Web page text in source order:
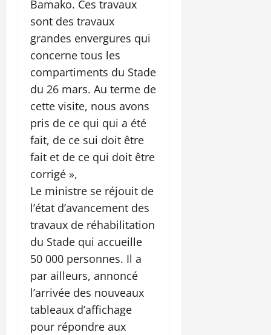
Bamako. Ces travaux
sont des travaux
grandes envergures qui
concerne tous les
compartiments du Stade
du 26 mars. Au terme de
cette visite, nous avons
pris de ce qui qui a été
fait, de ce sui doit être
fait et de ce qui doit être
corrigé »,
Le ministre se réjouit de
l’état d’avancement des
travaux de réhabilitation
du Stade qui accueille
50 000 personnes. Il a
par ailleurs, annoncé
l’arrivée des nouveaux
tableaux d’affichage
pour répondre aux